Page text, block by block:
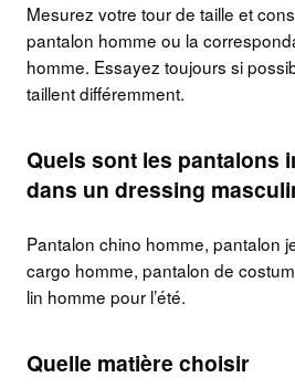
Mesurez votre tour de taille et
pantalon homme ou la
homme. Essayez toujours si
taillent différemment.
Quels sont les pantalons
dans un dressing
Pantalon chino homme, pantalon
cargo homme, pantalon de
lin homme pour l’été.
Quelle matière choisir